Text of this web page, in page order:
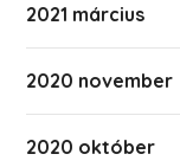
2021 március
2020 november
2020 október